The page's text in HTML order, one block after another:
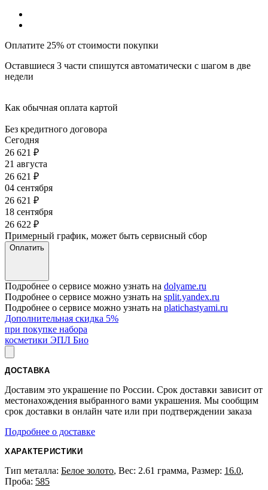
Оплатите 25% от стоимости покупки
Оставшиеся 3 части спишутся автоматически с шагом в две
недели
Как обычная оплата картой
Без кредитного договора
Сегодня
26 621 ₽
21 августа
26 621 ₽
04 сентября
26 621 ₽
18 сентября
26 622 ₽
Примерный график, может быть сервисный сбор
Оплатить
Подробнее о сервисе можно узнать на dolyame.ru
Подробнее о сервисе можно узнать на split.yandex.ru
Подробнее о сервисе можно узнать на platichastyami.ru
Дополнительная скидка 5%
при покупке набора
косметики ЭПЛ Био
ДОСТАВКА
Доставим это украшение по России. Срок доставки зависит от
местонахождения выбранного вами украшения. Мы сообщим
срок доставки в онлайн чате или при подтверждении заказа
Подробнее о доставке
ХАРАКТЕРИСТИКИ
Тип металла: Белое золото, Вес: 2.61 грамма, Размер: 16.0,
Проба: 585